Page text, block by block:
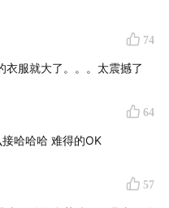
Schoenberger）著，檀
，2012-9
艺出版社，1998-10
74
衣服就大了。。。太震撼了
64
哈哈哈 难得的OK
57